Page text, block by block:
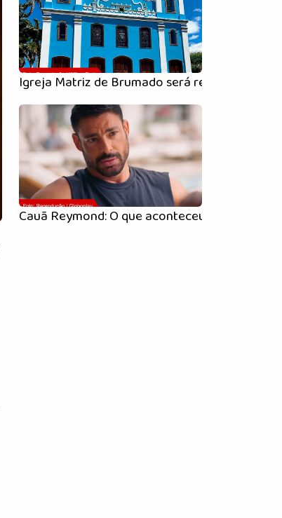
Igreja Matriz de Brumado será reaberta com
Cauã Reymond: O que aconteceu com o ator